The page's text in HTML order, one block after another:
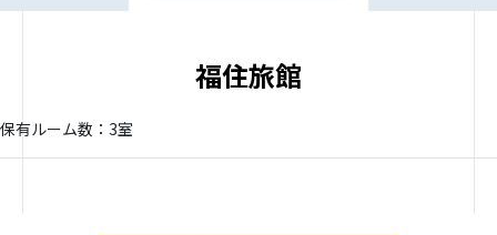
福住旅館
保有ルーム数：3室